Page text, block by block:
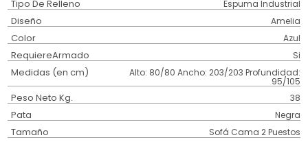
Tipo De Relleno Espuma Industrial
Diseño Amelia
Color Azul
RequiereArmado Si
Medidas (en cm) Alto: 80/80 Ancho: 203/203 Profundidad:
95/105
Peso Neto Kg. 38
Pata Negra
Tamaño Sofá Cama 2 Puestos